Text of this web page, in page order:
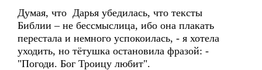
Думая, что Дарья убедилась, что тексты
Библии – не бессмыслица, ибо она плакать
перестала и немного успокоилась, - я хотела
уходить, но тётушка остановила фразой: -
"Погоди. Бог Троицу любит".